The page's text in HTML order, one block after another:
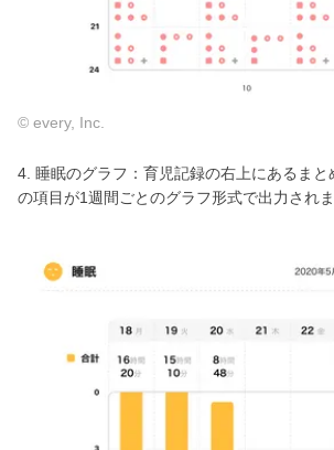
© every, Inc.
4. 睡眠のグラフ：育児記録の右上にあるまと
の項目が1週間ごとのグラフ形式で出力されま